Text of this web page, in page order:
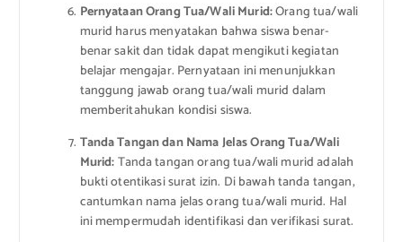
Pernyataan Orang Tua/Wali Murid:Orang tua/wali
murid harus menyatakan bahwa siswa benar-
benar sakit dan tidak dapat mengikuti kegiatan
belajar mengajar. Pernyataan ini menunjukkan
tanggung jawab orang tua/wali murid dalam
memberitahukan kondisi siswa.
Tanda Tangan dan Nama Jelas Orang Tua/Wali
Murid:Tanda tangan orang tua/wali murid adalah
bukti otentikasi surat izin. Di bawah tanda tangan,
cantumkan nama jelas orang tua/wali murid. Hal
ini mempermudah identifikasi dan verifikasi surat.